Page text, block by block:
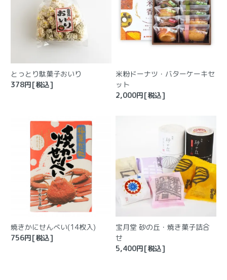
とっとり駄菓子おいり
378円[税込]
米粉ドーナツ・バターケーキセ
ット
2,000円[税込]
焼きかにせんべい(14枚入)
756円[税込]
宝月堂 砂の丘・焼き菓子詰合
せ
5,400円[税込]